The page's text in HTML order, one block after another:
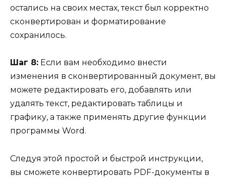
остались на своих местах, текст был корректно
сконвертирован и форматирование
сохранилось.
Шаг 8: Если вам необходимо внести
изменения в сконвертированный документ, вы
можете редактировать его, добавлять или
удалять текст, редактировать таблицы и
графику, а также применять другие функции
программы Word.
Следуя этой простой и быстрой инструкции,
вы сможете конвертировать PDF-документы в